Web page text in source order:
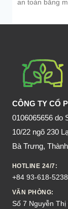
an toàn bằng
CÔNG TY CỔ
0106065656 do
10/22 ngõ 230
Bà Trưng,
HOTLINE 24/7:
+84 93-618-5238
VĂN PHÒNG:
Số 7 Nguyễn